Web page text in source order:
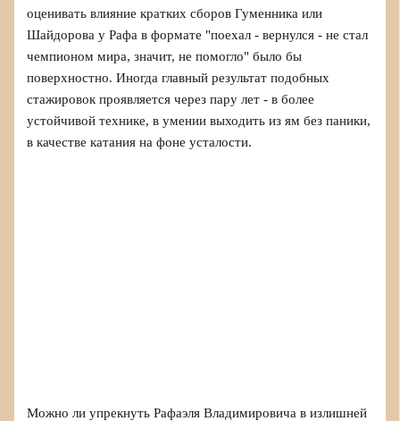
оценивать влияние кратких сборов Гуменника или
Шайдорова у Рафа в формате "поехал - вернулся - не стал
чемпионом мира, значит, не помогло" было бы
поверхностно. Иногда главный результат подобных
стажировок проявляется через пару лет - в более
устойчивой технике, в умении выходить из ям без паники,
в качестве катания на фоне усталости.
Можно ли упрекнуть Рафаэля Владимировича в излишней